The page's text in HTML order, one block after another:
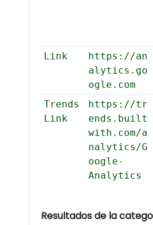
Link
https://an
alytics.go
ogle.com
Trends
Link
https://tr
ends.built
with.com/a
nalytics/G
oogle-
Analytics
Resultados de la